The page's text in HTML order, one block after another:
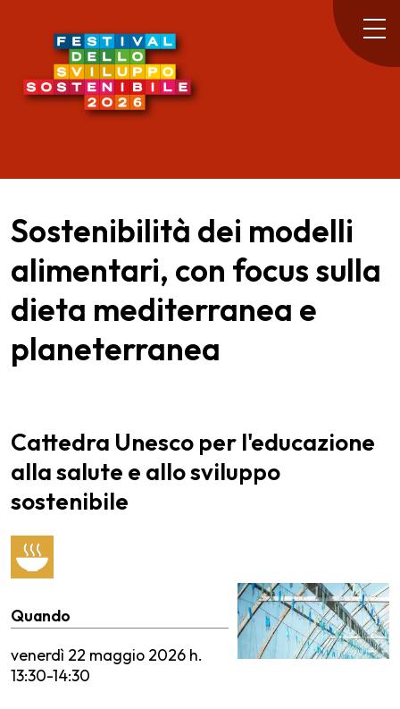
Sostenibilità dei modelli
alimentari, con focus sulla
dieta mediterranea e
planeterranea
Cattedra Unesco per l'educazione
alla salute e allo sviluppo
sostenibile
Quando
venerdì 22 maggio 2026 h.
13:30-14:30